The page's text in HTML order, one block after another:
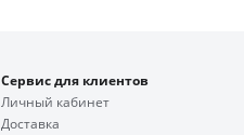
Сервис для клиентов
Личный кабинет
Доставка